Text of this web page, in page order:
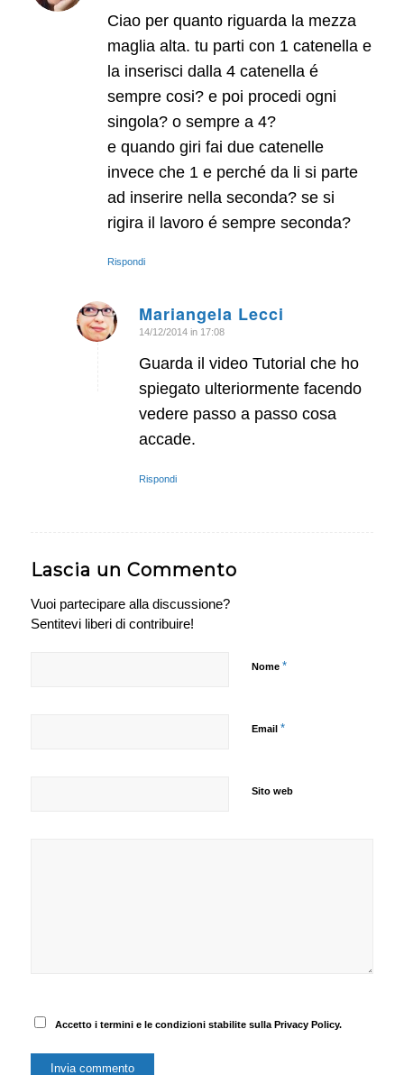
Ciao per quanto riguarda la mezza
maglia alta. tu parti con 1 catenella e
la inserisci dalla 4 catenella é
sempre cosi? e poi procedi ogni
singola? o sempre a 4?
e quando giri fai due catenelle
invece che 1 e perché da li si parte
ad inserire nella seconda? se si
rigira il lavoro é sempre seconda?
Rispondi
Mariangela Lecci
dice:
14/12/2014 in 17:08
Guarda il video Tutorial che ho
spiegato ulteriormente facendo
vedere passo a passo cosa
accade.
Rispondi
Lascia un Commento
Vuoi partecipare alla discussione?
Sentitevi liberi di contribuire!
Nome *
Email *
Sito web
Accetto i termini e le condizioni stabilite sulla Privacy Policy.